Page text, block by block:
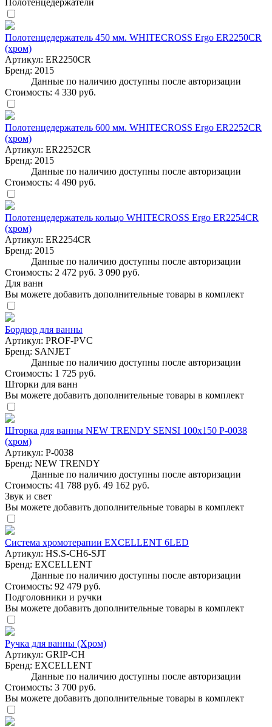
Полотенцедержатель 450 мм. WHITECROSS Ergo ER2250CR
(хром)
Артикул: ER2250CR
Бренд: 2015
Данные по наличию доступны после авторизации
Стоимость: 4 330 руб.
Полотенцедержатель 600 мм. WHITECROSS Ergo ER2252CR
(хром)
Артикул: ER2252CR
Бренд: 2015
Данные по наличию доступны после авторизации
Стоимость: 4 490 руб.
Полотенцедержатель кольцо WHITECROSS Ergo ER2254CR
(хром)
Артикул: ER2254CR
Бренд: 2015
Данные по наличию доступны после авторизации
Стоимость: 2 472 руб. 3 090 руб.
Для ванн
Вы можете добавить дополнительные товары в комплект
Бордюр для ванны
Артикул: PROF-PVC
Бренд: SANJET
Данные по наличию доступны после авторизации
Стоимость: 1 725 руб.
Шторки для ванн
Вы можете добавить дополнительные товары в комплект
Шторка для ванны NEW TRENDY SENSI 100x150 P-0038
(хром)
Артикул: P-0038
Бренд: NEW TRENDY
Данные по наличию доступны после авторизации
Стоимость: 41 788 руб. 49 162 руб.
Звук и свет
Вы можете добавить дополнительные товары в комплект
Система хромотерапии EXCELLENT 6LED
Артикул: HS.S-CH6-SJT
Бренд: EXCELLENT
Данные по наличию доступны после авторизации
Стоимость: 92 479 руб.
Подголовники и ручки
Вы можете добавить дополнительные товары в комплект
Ручка для ванны (Хром)
Артикул: GRIP-CH
Бренд: EXCELLENT
Данные по наличию доступны после авторизации
Стоимость: 3 700 руб.
Вы можете добавить дополнительные товары в комплект